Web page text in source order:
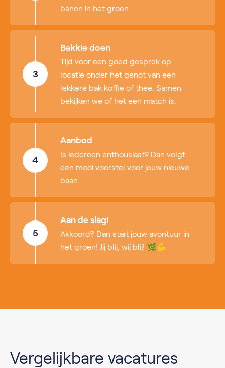
banen in het groen.
3
Bakkie doen
Tijd voor een goed gesprek op
locatie onder het genot van een
lekkere bak koffie of thee. Samen
bekijken we of het een match is.
4
Aanbod
Is iedereen enthousiast? Dan volgt
een mooi voorstel voor jouw nieuwe
baan.
5
Aan de slag!
Akkoord? Dan start jouw avontuur in
het groen! Jij blij, wij blij! 🌿💪
Vergelijkbare vacatures